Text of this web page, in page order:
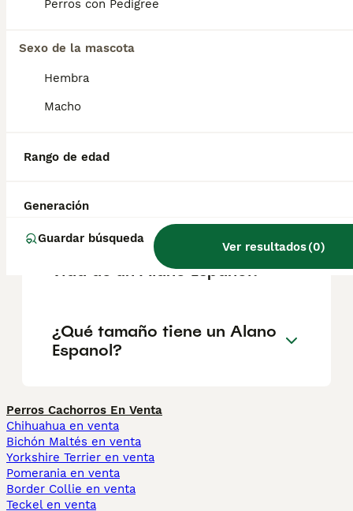
Perros con Pedigree
Sexo de la mascota
Hembra
Macho
Rango de edad
Generación
Guardar búsqueda
Ver resultados(0)
¿Cómo es el carácter de
¿Cuáles son las ventajas y
¿Cuál es la esperanza de
vida de un Alano Espanol?
¿Qué tamaño tiene un Alano
Espanol?
Perros Cachorros En Venta
Chihuahua en venta
Bichón Maltés en venta
Yorkshire Terrier en venta
Pomerania en venta
Border Collie en venta
Teckel en venta